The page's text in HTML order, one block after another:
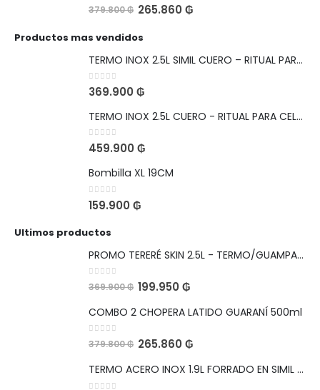
0 out of 5
379.800₲ 265.860 ₲
Productos mas vendidos
TERMO INOX 2.5L SIMIL CUERO – RITUAL PARA CELEBRAR
0out of 5
369.900 ₲
TERMO INOX 2.5L CUERO - RITUAL PARA CELEBRAR
0out of 5
459.900 ₲
Bombilla XL 19CM
0out of 5
159.900 ₲
Ultimos productos
PROMO TERERÉ SKIN 2.5L - TERMO/GUAMPA/BOMBILLA
0out of 5
369.900₲ 199.950 ₲
COMBO 2 CHOPERA LATIDO GUARANÍ 500ml
0out of 5
379.800₲ 265.860 ₲
TERMO ACERO INOX 1.9L FORRADO EN SIMIL CUERO BOCA ANCHA PARA HIELO